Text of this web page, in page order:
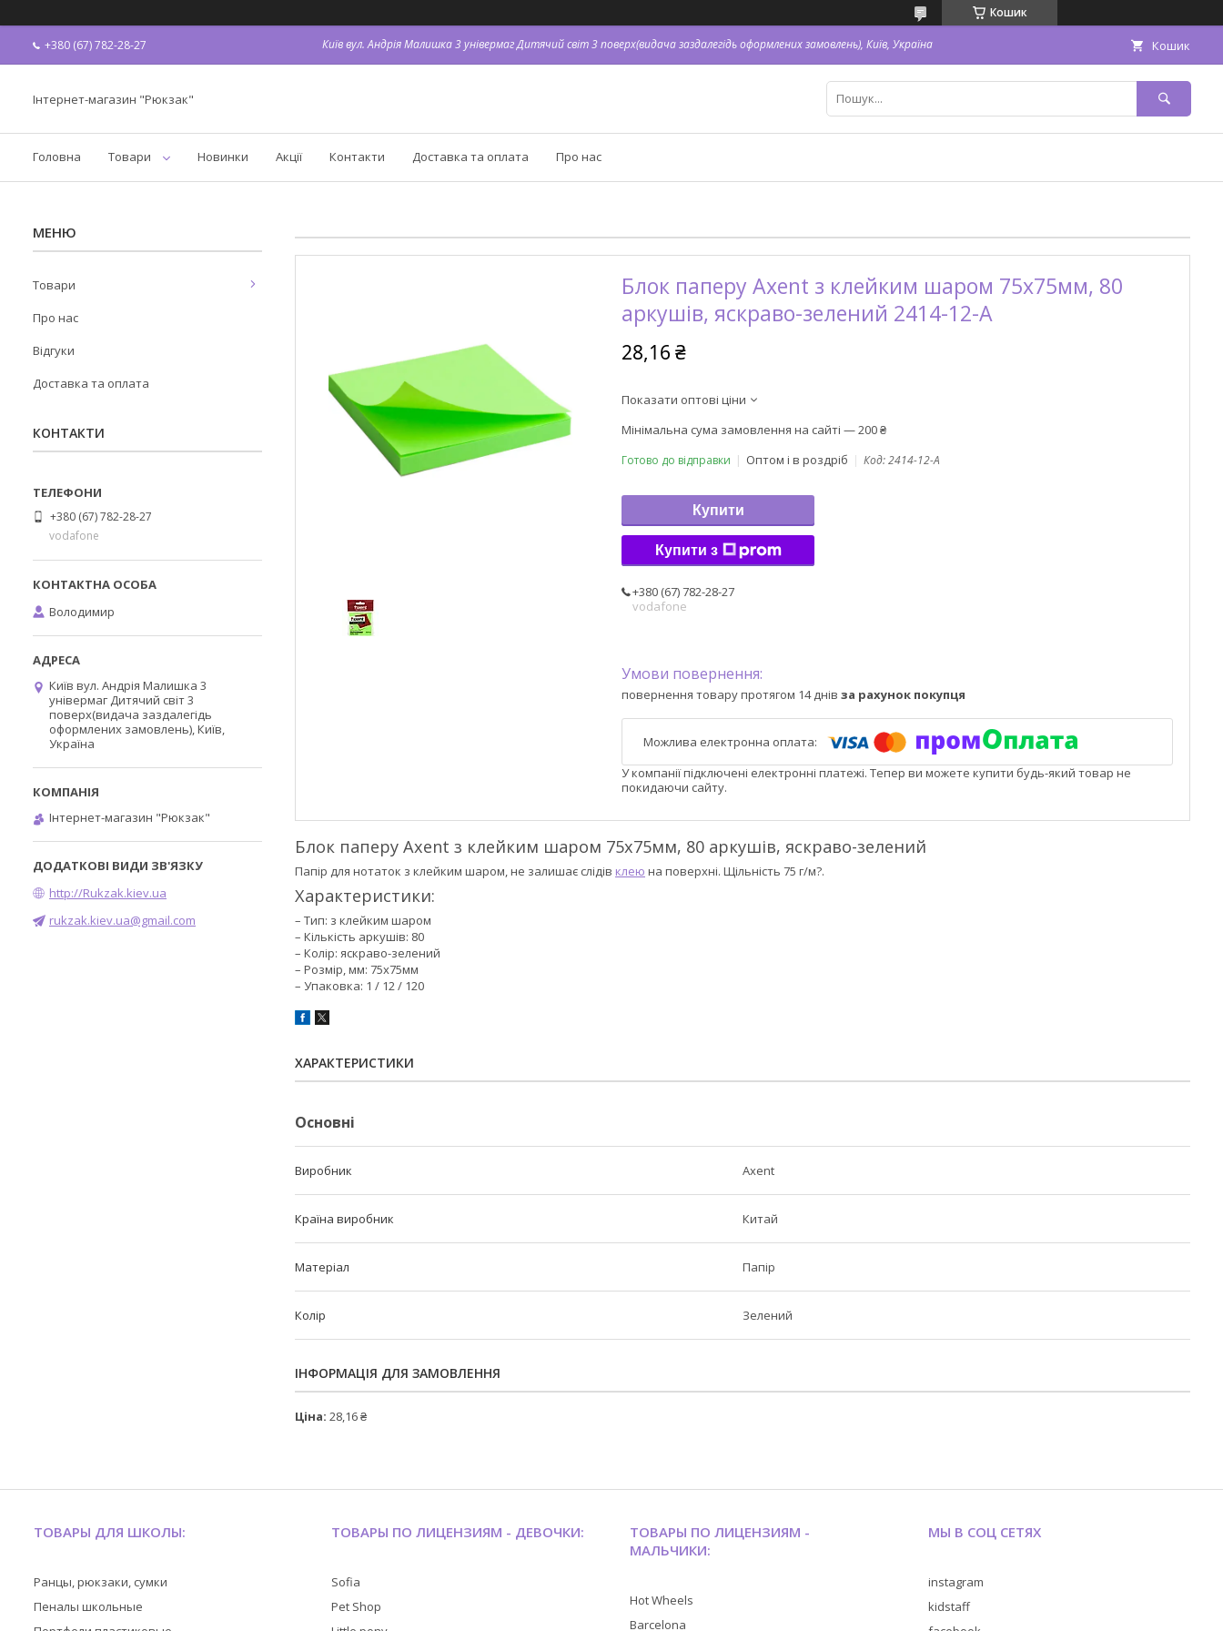
Кошик
+380 (67) 782-28-27 Київ вул. Андрія Малишка 3 універмаг Дитячий світ 3 поверх(видача заздалегідь оформлених замовлень), Київ, Україна Кошик
Інтернет-магазин "Рюкзак"
Головна Товари Новинки Акції Контакти Доставка та оплата Про нас
Блок паперу Axent з клейким шаром 75х75мм, 80
аркушів, яскраво-зелений 2414-12-A
28,16 ₴
Показати оптові ціни
Мінімальна сума замовлення на сайті — 200 ₴
Готово до відправки Оптом і в роздріб Код:2414-12-A
Купити
Купити з
+380 (67) 782-28-27
vodafone
повернення товару протягом 14 днів за рахунок покупця
У компанії підключені електронні платежі. Тепер ви можете купити будь-який товар не
покидаючи сайту.
Блок паперу Axent з клейким шаром 75х75мм, 80 аркушів, яскраво-зелений
Папір для нотаток з клейким шаром, не залишає слідів клею на поверхні. Щільність 75 г/м?.
Характеристики:
– Тип: з клейким шаром
– Кількість аркушів: 80
– Колір: яскраво-зелений
– Розмір, мм: 75х75мм
– Упаковка: 1 / 12 / 120
ХАРАКТЕРИСТИКИ
Основні
Виробник Axent
Країна виробник Китай
Матеріал Папір
Колір Зелений
ІНФОРМАЦІЯ ДЛЯ ЗАМОВЛЕННЯ
Ціна: 28,16 ₴
Товари
Про нас
Відгуки
Доставка та оплата
КОНТАКТИ
+380 (67) 782-28-27
vodafone
Володимир
Київ вул. Андрія Малишка 3
універмаг Дитячий світ 3
поверх(видача заздалегідь
оформлених замовлень), Київ,
Україна
Інтернет-магазин "Рюкзак"
http://Rukzak.kiev.ua
rukzak.kiev.ua@gmail.com
ТОВАРЫ ДЛЯ ШКОЛЫ:
Ранцы, рюкзаки, сумки
Пеналы школьные
ТОВАРЫ ПО ЛИЦЕНЗИЯМ - ДЕВОЧКИ:
Sofia
Pet Shop
ТОВАРЫ ПО ЛИЦЕНЗИЯМ -
МАЛЬЧИКИ:
Hot Wheels
Barcelona
МЫ В СОЦ СЕТЯХ
instagram
kidstaff